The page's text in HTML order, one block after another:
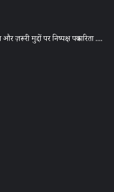
मुद्दों पर निष्पक्ष पत्रकारिता ....